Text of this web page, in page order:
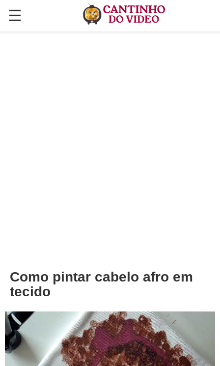
☰
✕
Como pintar cabelo afro em
tecido